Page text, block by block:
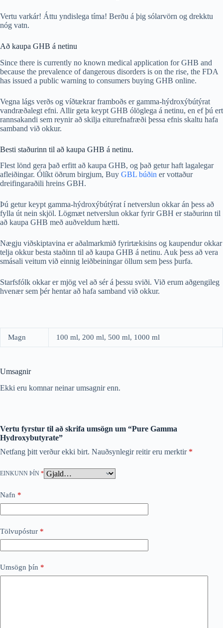
Vertu varkár! Áttu yndislega tíma! Berðu á þig sólarvörn og drekktu
nóg vatn.
Að kaupa GHB á netinu
Since there is currently no known medical application for GHB and
because the prevalence of dangerous disorders is on the rise, the FDA
has issued a public warning to consumers buying GHB online.
Vegna lágs verðs og víðtækrar framboðs er gamma-hýdroxýbútýrat
vandræðalegt efni. Allir geta keypt GHB ólöglega á netinu, en ef þú ert
rannsakandi sem reynir að skilja eiturefnafræði þessa efnis skaltu hafa
samband við okkur.
Besti staðurinn til að kaupa GHB á netinu.
Flest lönd gera það erfitt að kaupa GHB, og það getur haft lagalegar
afleiðingar. Ólíkt öðrum birgjum, Buy GBL búðin er vottaður
dreifingaraðili hreins GBH.
Þú getur keypt gamma-hýdroxýbútýrat í netverslun okkar án þess að
fylla út nein skjöl. Lögmæt netverslun okkar fyrir GBH er staðurinn til
að kaupa GHB með auðveldum hætti.
Nægju viðskiptavina er aðalmarkmið fyrirtækisins og kaupendur okkar
telja okkur besta staðinn til að kaupa GHB á netinu. Auk þess að vera
smásali veitum við einnig leiðbeiningar öllum sem þess þurfa.
Starfsfólk okkar er mjög vel að sér á þessu sviði. Við erum aðgengileg
hvenær sem þér hentar að hafa samband við okkur.
Magn 100 ml, 200 ml, 500 ml, 1000 ml
Umsagnir
Ekki eru komnar neinar umsagnir enn.
Vertu fyrstur til að skrifa umsögn um “Pure Gamma
Hydroxybutyrate”
Netfang þitt verður ekki birt. Nauðsynlegir reitir eru merktir *
EINKUNN ÞÍN *
Nafn *
Tölvupóstur *
Umsögn þín *